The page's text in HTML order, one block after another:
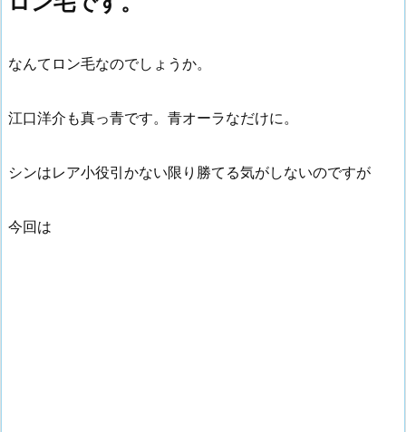
なんてロン毛なのでしょうか。
江口洋介も真っ青です。青オーラなだけに。
シンはレア小役引かない限り勝てる気がしないのですが
今回は